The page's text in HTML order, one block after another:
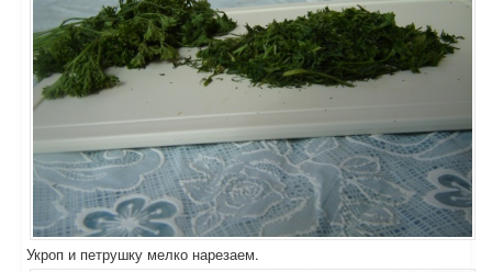
Укроп и петрушку мелко нарезаем.